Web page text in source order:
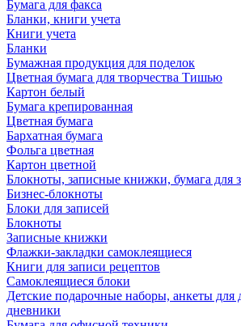
Бумага для факса
Бланки, книги учета
Книги учета
Бланки
Бумажная продукция для поделок
Цветная бумага для творчества Тишью
Картон белый
Бумага крепированная
Цветная бумага
Бархатная бумага
Фольга цветная
Картон цветной
Блокноты, записные книжки, бумага для
Бизнес-блокноты
Блоки для записей
Блокноты
Записные книжки
Флажки-закладки самоклеящиеся
Книги для записи рецептов
Самоклеящиеся блоки
Детские подарочные наборы, анкеты для
дневники